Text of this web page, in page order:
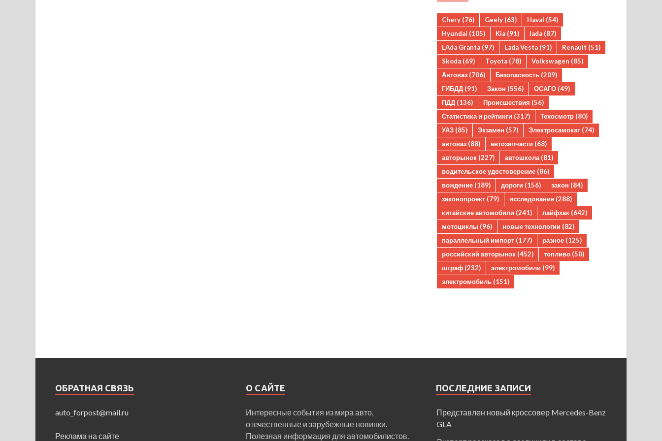
Chery (76) Geely (63) Haval (54)
Hyundai (105) Kia (91) lada (87)
LAda Granta (97) Lada Vesta (91) Renault (51)
Skoda (69) Toyota (78) Volkswagen (85)
Автоваз (706) Безопасность (209)
ГИБДД (91) Закон (556) ОСАГО (49)
ПДД (136) Происшествия (56)
Статистика и рейтинги (317) Техосмотр (80)
УАЗ (85) Экзамен (57) Электросамокат (74)
автоваз (88) автозапчасти (68)
авторынок (227) автошкола (81)
водительское удостоверение (86)
вождение (189) дороги (156) закон (84)
законопроект (79) исследование (288)
китайские автомобили (241) лайфхак (642)
мотоциклы (96) новые технологии (82)
параллельный импорт (177) разное (125)
российский авторынок (452) топливо (50)
штраф (232) электромобили (99)
электромобиль (151)
ОБРАТНАЯ СВЯЗЬ
auto_forpost@mail.ru
Реклама на сайте
О САЙТЕ
Интересные события из мира авто,
отечественные и зарубежные новинки.
Полезная информация для автомобилистов.
ПОСЛЕДНИЕ ЗАПИСИ
Представлен новый кроссовер Mercedes-Benz
GLA